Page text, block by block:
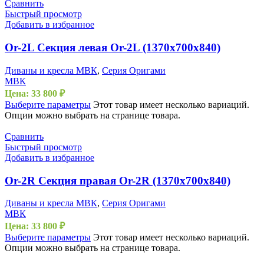
Сравнить
Быстрый просмотр
Добавить в избранное
Or-2L Секция левая Or-2L (1370х700х840)
Диваны и кресла МВК, Серия Оригами
МВК
Цена: 33 800 ₽
Выберите параметры Этот товар имеет несколько вариаций.
Опции можно выбрать на странице товара.
Сравнить
Быстрый просмотр
Добавить в избранное
Or-2R Секция правая Or-2R (1370х700х840)
Диваны и кресла МВК, Серия Оригами
МВК
Цена: 33 800 ₽
Выберите параметры Этот товар имеет несколько вариаций.
Опции можно выбрать на странице товара.